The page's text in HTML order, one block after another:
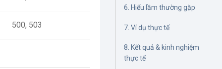
500, 503
6. Hiểu lầm thường gặp
7. Ví dụ thực tế
8. Kết quả & kinh nghiệm
thực tế